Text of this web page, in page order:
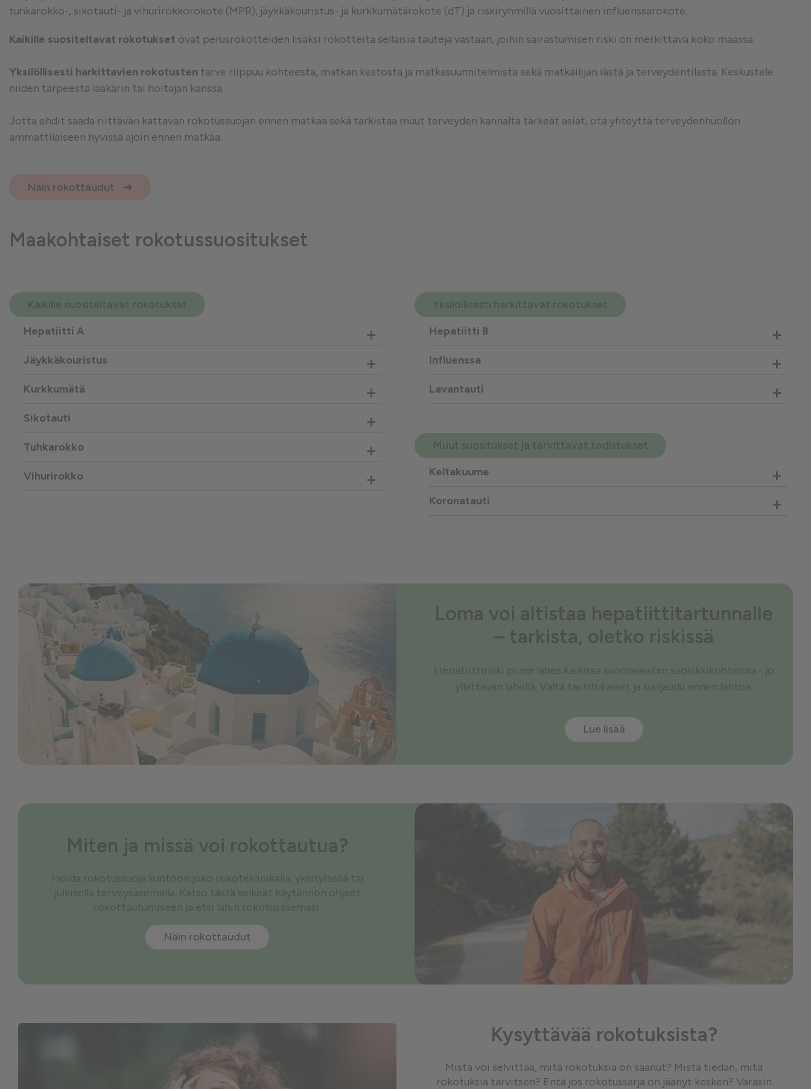
tuhkarokko-, sikotauti- ja vihurirokkorokote (MPR), jäykkäkouristus- ja kurkkumätärokote (dT) ja riskiryhmillä vuosittainen influenssarokote.
Kaikille suositeltavat rokotukset ovat perusrokotteiden lisäksi rokotteita sellaisia tauteja vastaan, joihin sairastumisen riski on merkittävä koko maassa.
Yksilöllisesti harkittavien rokotusten tarve riippuu kohteesta, matkan kestosta ja matkasuunnitelmista sekä matkailijan iästä ja terveydentilasta. Keskustele
niiden tarpeesta lääkärin tai hoitajan kanssa.
Jotta ehdit saada riittävän kattavan rokotussuojan ennen matkaa sekä tarkistaa muut terveyden kannalta tärkeät asiat, ota yhteyttä terveydenhuollon
ammattilaiseen hyvissä ajoin ennen matkaa.
Näin rokottaudut
Maakohtaiset rokotussuositukset
Kaikille suositeltavat rokotukset
Hepatiitti A
+
Jäykkäkouristus +
Kurkkumätä +
Sikotauti +
Tuhkarokko +
Vihurirokko +
Yksilöllisesti harkittavat rokotukset
Hepatiitti B
+
Influenssa +
Lavantauti +
Muut suositukset ja tarvittavat todistukset
Keltakuume
+
Koronatauti +
Loma voi altistaa hepatiittitartunnalle
– tarkista, oletko riskissä
Hepatiittiriski piilee lähes kaikissa suomalaisten suosikkikohteissa - jo
yllättävän lähellä. Vältä tautituliaiset ja suojaudu ennen lähtöä.
Lue lisää
Miten ja missä voi rokottautua?
Hoida rokotussuoja kuntoon joko rokoteklinikalla, yksityisellä tai
julkisella terveysasemalla. Katso tästä selkeät käytännön ohjeet
rokottautumiseen ja etsi lähin rokotusasemasi.
Näin rokottaudut
Kysyttävää rokotuksista?
Mistä voi selvittää, mitä rokotuksia on saanut? Mistä tiedän, mitä
rokotuksia tarvitsen? Entä jos rokotussarja on jäänyt kesken? Varasin
Mainontaan liittyvät evästeet ❮